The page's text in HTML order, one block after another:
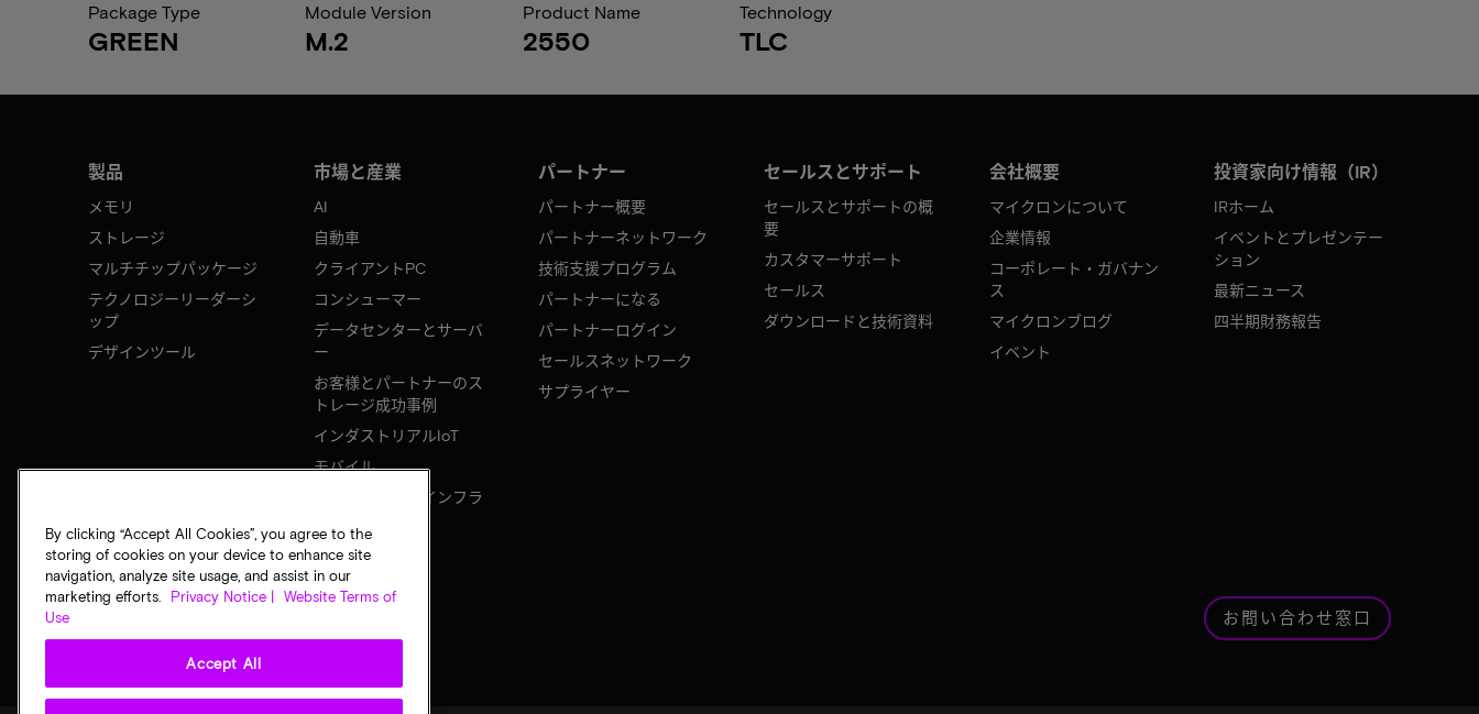
Package Type
GREEN
Module Version
M.2
Product Name
2550
Technology
TLC
製品
メモリ
ストレージ
マルチチップパッケージ
テクノロジーリーダーシ
ップ
デザインツール
市場と産業
AI
自動車
クライアントPC
コンシューマー
データセンターとサーバ
ー
お客様とパートナーのス
トレージ成功事例
インダストリアルIoT
モバイル
ネットワークのインフラ
パートナー
パートナー概要
パートナーネットワーク
技術支援プログラム
パートナーになる
パートナーログイン
セールスネットワーク
サプライヤー
セールスとサポート
セールスとサポートの概
要
カスタマーサポート
セールス
ダウンロードと技術資料
会社概要
マイクロンについて
企業情報
コーポレート・ガバナン
ス
マイクロンブログ
イベント
投資家向け情報（IR）
IRホーム
イベントとプレゼンテー
ション
最新ニュース
四半期財務報告
お問い合わせ窓口
By clicking “Accept All Cookies”, you agree to the
storing of cookies on your device to enhance site
navigation, analyze site usage, and assist in our
marketing efforts.
Privacy Notice |
Website Terms of
Use
Accept All